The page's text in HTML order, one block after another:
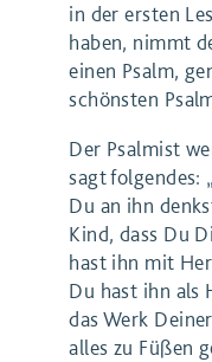
in der ersten
haben, nimmt
einen Psalm,
schönsten
Der Psalmist
sagt folgendes:
Du an ihn
Kind, dass Du
hast ihn mit
Du hast ihn als
das Werk
alles zu Füßen